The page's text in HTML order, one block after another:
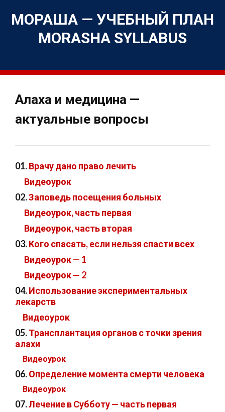
содержимому
МОРАША — УЧЕБНЫЙ ПЛАН
MORASHA SYLLABUS
Алаха и медицина —
актуальные вопросы
01.Врачу дано право лечить
Видеоурок
02.Заповедь посещения больных
Видеоурок, часть первая
Видеоурок, часть вторая
03.Кого спасать, если нельзя спасти всех
Видеоурок — 1
Видеоурок — 2
04.Использование экспериментальных
лекарств
Видеоурок
05.Трансплантация органов с точки зрения
алахи
Видеоурок
06.Определение момента смерти человека
Видеоурок
07.Лечение в Субботу — часть первая